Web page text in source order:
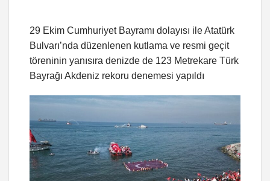
29 Ekim Cumhuriyet Bayramı dolayısı ile Atatürk
Bulvarı’nda düzenlenen kutlama ve resmi geçit
töreninin yanısıra denizde de 123 Metrekare Türk
Bayrağı Akdeniz rekoru denemesi yapıldı